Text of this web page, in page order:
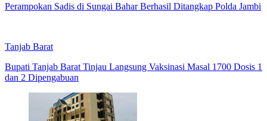
Perampokan Sadis di Sungai Bahar Berhasil Ditangkap Polda Jambi
Tanjab Barat
Bupati Tanjab Barat Tinjau Langsung Vaksinasi Masal 1700 Dosis 1
dan 2 Dipengabuan